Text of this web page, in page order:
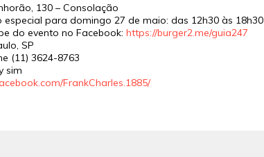
130 – Consolação
especial para domingo 27 de maio: das 12h30 às 18h30
do evento no Facebook: https://burger2.me/guia247
SP
(11) 3624-8763
sim
FrankCharles.1885/